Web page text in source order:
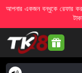
আপনার একজন বন্ধুকে রেফার